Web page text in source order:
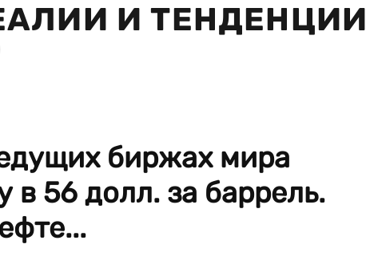
И ТЕНДЕНЦИИ
биржах мира
в 56 долл. за баррель.